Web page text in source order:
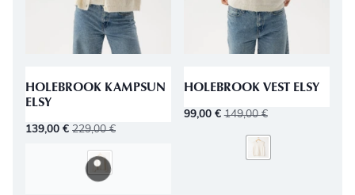
HOLEBROOK KAMPSUN
ELSY
139,00 € 229,00€
HOLEBROOK VEST ELSY
99,00 € 149,00€